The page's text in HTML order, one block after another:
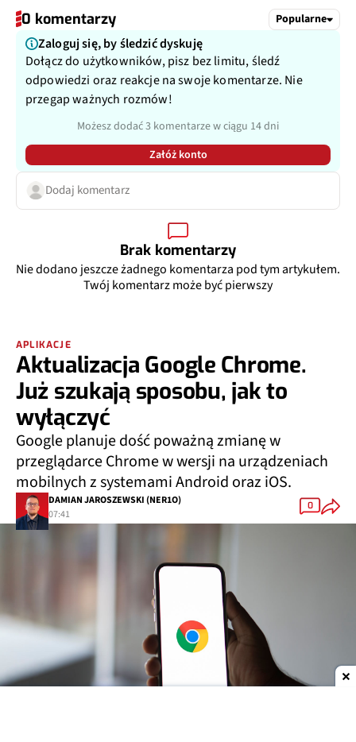
0 komentarzy Popularne
Zaloguj się, by śledzić dyskuję
Dołącz do użytkowników, pisz bez limitu, śledź
odpowiedzi oraz reakcje na swoje komentarze. Nie
przegap ważnych rozmów!
Możesz dodać 3 komentarze w ciągu 14 dni
Załóż konto
Dodaj komentarz
Brak komentarzy
Nie dodano jeszcze żadnego komentarza pod tym artykułem.
Twój komentarz może być pierwszy
APLIKACJE
Aktualizacja Google Chrome.
Już szukają sposobu, jak to
wyłączyć
Google planuje dość poważną zmianę w
przeglądarce Chrome w wersji na urządzeniach
mobilnych z systemami Android oraz iOS.
DAMIAN JAROSZEWSKI (NER1O)
07:41
0